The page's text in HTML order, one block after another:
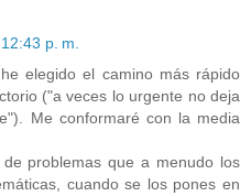
12:43 p. m.
elegido el camino más rápido
("a veces lo urgente no deja
Me conformaré con la media
problemas que a menudo los
cuando se los pones en